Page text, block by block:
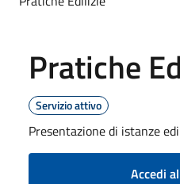
Pratiche
Servizio attivo
Presentazione di istanze
Accedi